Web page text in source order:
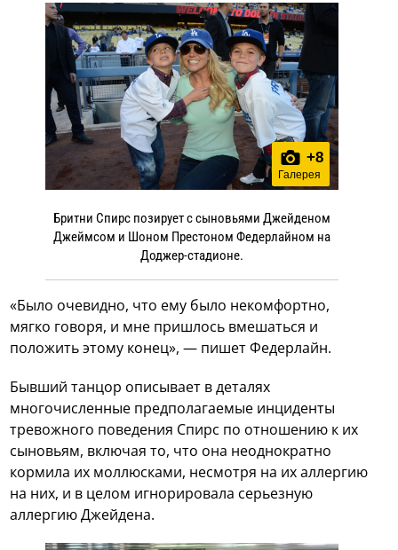
+8
Галерея
Бритни Спирс позирует с сыновьями Джейденом
Джеймсом и Шоном Престоном Федерлайном на
Доджер-стадионе.
«Было очевидно, что ему было некомфортно,
мягко говоря, и мне пришлось вмешаться и
положить этому конец», — пишет Федерлайн.
Бывший танцор описывает в деталях
многочисленные предполагаемые инциденты
тревожного поведения Спирс по отношению к их
сыновьям, включая то, что она неоднократно
кормила их моллюсками, несмотря на их аллергию
на них, и в целом игнорировала серьезную
аллергию Джейдена.